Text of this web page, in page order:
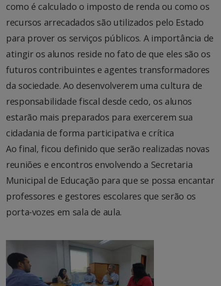
como é calculado o imposto de renda ou como os
recursos arrecadados são utilizados pelo Estado
para prover os serviços públicos. A importância de
atingir os alunos reside no fato de que eles são os
futuros contribuintes e agentes transformadores
da sociedade. Ao desenvolverem uma cultura de
responsabilidade fiscal desde cedo, os alunos
estarão mais preparados para exercerem sua
cidadania de forma participativa e crítica
Ao final, ficou definido que serão realizadas novas
reuniões e encontros envolvendo a Secretaria
Municipal de Educação para que se possa encantar
professores e gestores escolares que serão os
porta-vozes em sala de aula.